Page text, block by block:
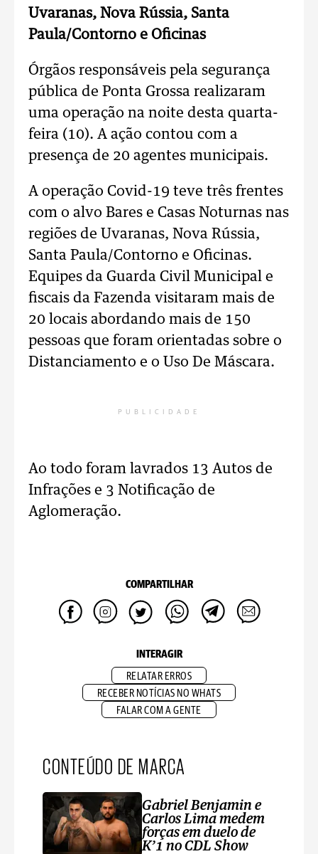
Uvaranas, Nova Rússia, Santa
Paula/Contorno e Oficinas
Órgãos responsáveis pela segurança
pública de Ponta Grossa realizaram
uma operação na noite desta quarta-
feira (10). A ação contou com a
presença de 20 agentes municipais.
A operação Covid-19 teve três frentes
com o alvo Bares e Casas Noturnas nas
regiões de Uvaranas, Nova Rússia,
Santa Paula/Contorno e Oficinas.
Equipes da Guarda Civil Municipal e
fiscais da Fazenda visitaram mais de
20 locais abordando mais de 150
pessoas que foram orientadas sobre o
Distanciamento e o Uso De Máscara.
PUBLICIDADE
Ao todo foram lavrados 13 Autos de
Infrações e 3 Notificação de
Aglomeração.
COMPARTILHAR
INTERAGIR
RELATAR ERROS
RECEBER NOTÍCIAS NO WHATS
FALAR COM A GENTE
CONTEÚDO DE MARCA
Gabriel Benjamin e
Carlos Lima medem
forças em duelo de
K’1 no CDL Show